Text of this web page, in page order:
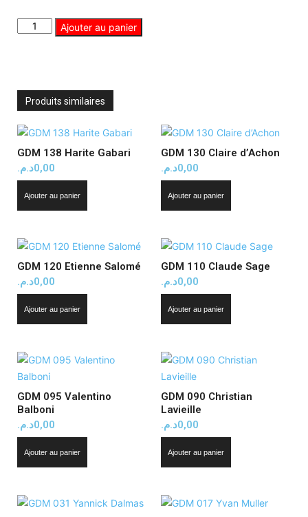
Ajouter au panier
Produits similaires
GDM 138 Harite Gabari
0,00د.م.
Ajouter au panier
GDM 130 Claire d’Achon
0,00د.م.
Ajouter au panier
GDM 120 Etienne Salomé
0,00د.م.
Ajouter au panier
GDM 110 Claude Sage
0,00د.م.
Ajouter au panier
GDM 095 Valentino
Balboni
0,00د.م.
Ajouter au panier
GDM 090 Christian
Lavieille
0,00د.م.
Ajouter au panier